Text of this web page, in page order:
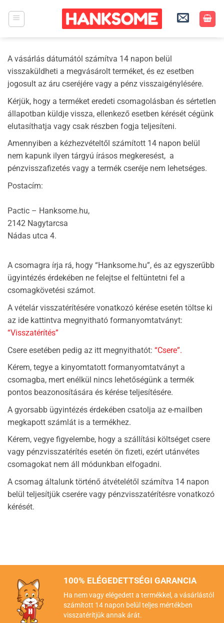
A vásárlás dátumától számítva 14 napon belül
visszaküldheti a megvásárolt terméket, és ez esetben
jogosult az áru cseréjére vagy a pénz visszaigénylésére.
Kérjük, hogy a terméket eredeti csomagolásban és sértetlen
állapotban küldje vissza, ellenkező esetben kérését cégünk
elutasíthatja vagy csak részben fogja teljesíteni.
Amennyiben a kézhezvételtől számított 14 napon belül
nem kapunk ilyen tárgyú írásos megkeresést, a
pénzvisszafizetés vagy a termék cseréje nem lehetséges.
Postacím:
Pactic – Hanksome.hu,
2142 Nagytarcsa
Nádas utca 4.
A csomagra írja rá, hogy “Hanksome.hu”, és az egyszerűbb
ügyintézés érdekében ne felejtse el feltüntetni fel a
csomagkövetési számot.
A vételár visszatérítésére vonatkozó kérése esetén töltse ki
az ide kattintva megnyitható formanyomtatványt:
“Visszatérítés”
Csere esetében pedig az itt megnyithatót: “Csere”.
Kérem, tegye a kinyomtatott formanyomtatványt a
csomagba, mert enélkül nincs lehetőségünk a termék
pontos beazonosítására és kérése teljesítésére.
A gyorsabb ügyintézés érdekében csatolja az e-mailben
megkapott számlát is a termékhez.
Kérem, vegye figyelembe, hogy a szállítási költséget csere
vagy pénzvisszatérítés esetén ön fizeti, ezért utánvétes
csomagokat nem áll módunkban elfogadni.
A csomag általunk történő átvételétől számítva 14 napon
belül teljesítjük cserére vagy pénzvisszatérítésre vonatkozó
kérését.
100% ELÉGEDETTSÉGI GARANCIA
Ha nem vagy elégedett a termékkel, a vásárlástól
számított 14 napon belül teljes mértékben
visszatérítjük annak árát.